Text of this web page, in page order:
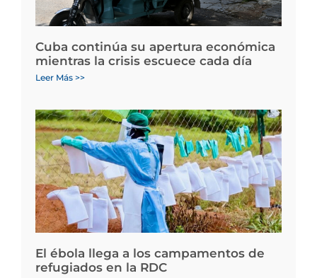
Cuba continúa su apertura económica
mientras la crisis escuece cada día
Leer Más >>
El ébola llega a los campamentos de
refugiados en la RDC